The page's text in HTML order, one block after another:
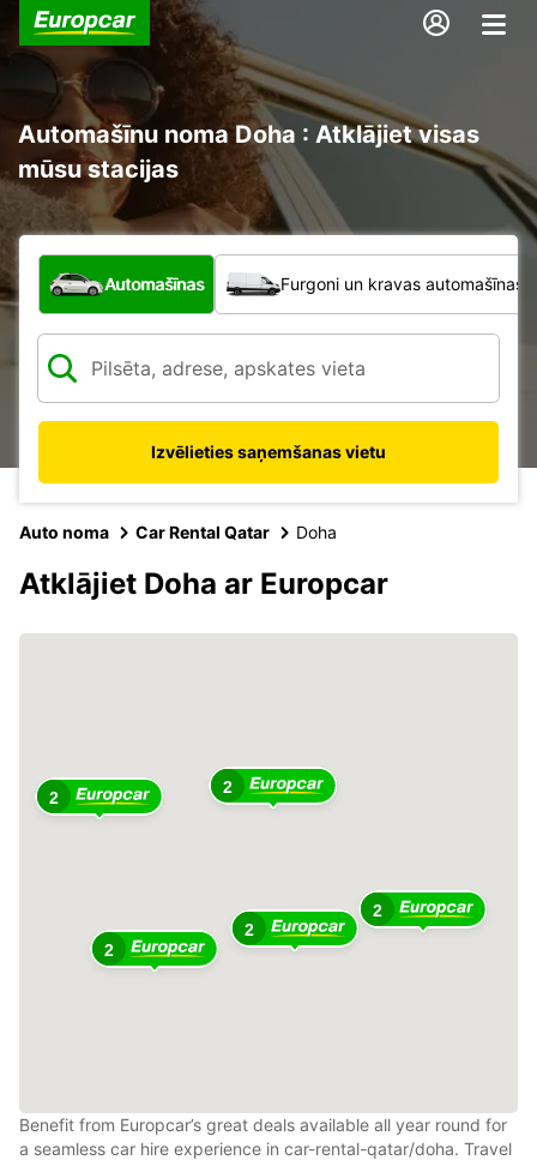
Automašīnu noma Doha : Atklājiet visas
mūsu stacijas
Kāda veida transportlīdzeklis?
Automašīnas Furgoni un kravas automašīnas
Izvēlieties saņemšanas vietu
Auto noma Car Rental Qatar Doha
Atklājiet Doha ar Europcar
2
2
2
2
2
Benefit from Europcar’s great deals available all year round for
a seamless car hire experience in car-rental-qatar/doha. Travel